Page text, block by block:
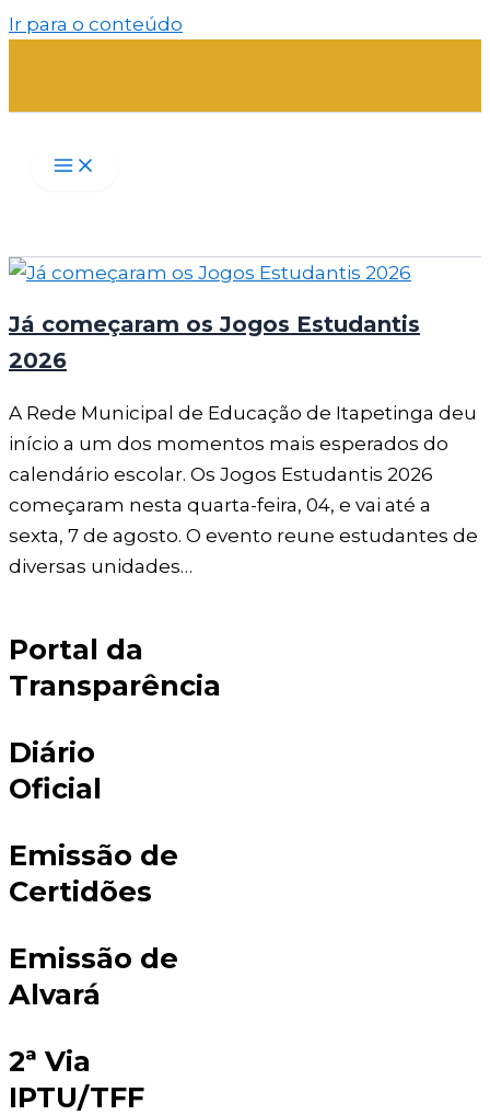
Ir para o conteúdo
Já começaram os Jogos Estudantis
2026
A Rede Municipal de Educação de Itapetinga deu
início a um dos momentos mais esperados do
calendário escolar. Os Jogos Estudantis 2026
começaram nesta quarta-feira, 04, e vai até a
sexta, 7 de agosto. O evento reune estudantes de
diversas unidades…
Portal da
Transparência
Diário
Oficial
Emissão de
Certidões
Emissão de
Alvará
2ª Via
IPTU/TFF